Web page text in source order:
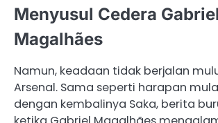
Menyusul Cedera Gabriel
Magalhães
Namun, keadaan tidak berjalan
Arsenal. Sama seperti harapan
dengan kembalinya Saka, berita